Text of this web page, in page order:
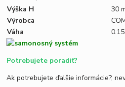
Výška H
30
Výrobca
Váha
Potrebujete poradiť?
Ak potrebujete ďalšie informácie?,